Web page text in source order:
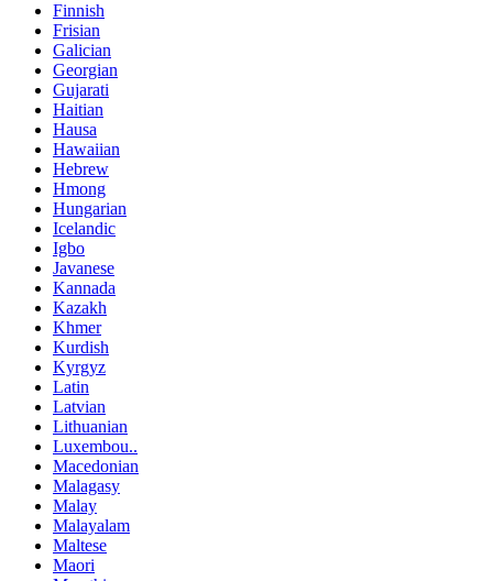
Finnish
Frisian
Galician
Georgian
Gujarati
Haitian
Hausa
Hawaiian
Hebrew
Hmong
Hungarian
Icelandic
Igbo
Javanese
Kannada
Kazakh
Khmer
Kurdish
Kyrgyz
Latin
Latvian
Lithuanian
Luxembou..
Macedonian
Malagasy
Malay
Malayalam
Maltese
Maori